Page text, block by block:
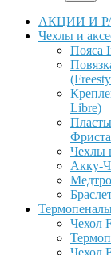
АКЦИИ И
Чехлы и
Пояса
Libre)
Чехлы
Акку-
Чехол
Чехол